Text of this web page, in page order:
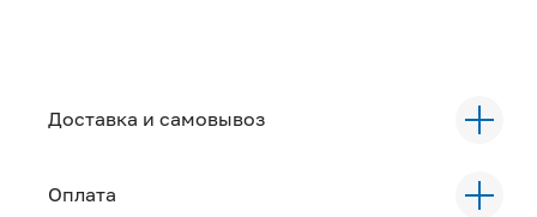
Доставка и самовывоз
Оплата